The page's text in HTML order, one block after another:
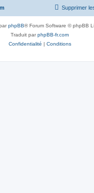
Supprimer
phpBB® Forum Software © phpBB
Traduit parphpBB-fr.com
Confidentialité | Conditions